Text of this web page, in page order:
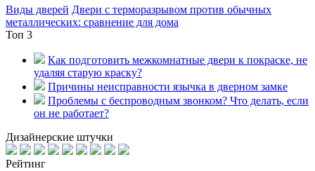
Виды дверей Двери с терморазрывом против обычных
металлических: сравнение для дома
Топ 3
Как подготовить межкомнатные двери к покраске, не
удаляя старую краску?
Причины неисправности язычка в дверном замке
Проблемы с беспроводным звонком? Что делать, если
он не работает?
Дизайнерские штучки
Рейтинг